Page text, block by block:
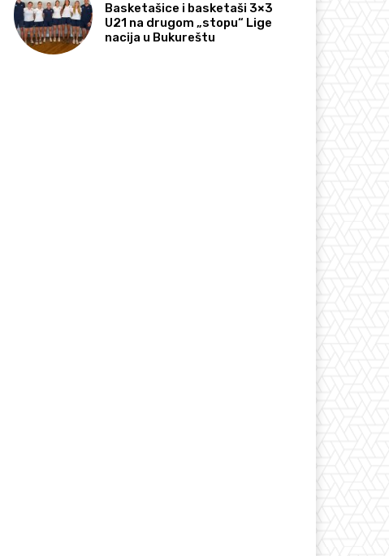
Basketašice i basketaši 3×3
U21 na drugom „stopu“ Lige
nacija u Bukureštu